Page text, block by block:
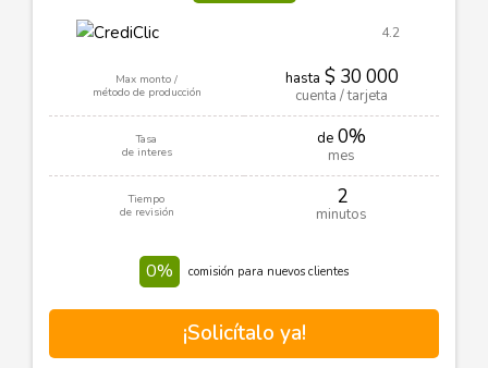
4.2
Max monto /
método de producción
hasta $ 30 000
cuenta / tarjeta
Tasa
de interes
de 0%
mes
Tiempo
de revisión
2
minutos
0% comisión para nuevos clientes
¡Solicítalo ya!